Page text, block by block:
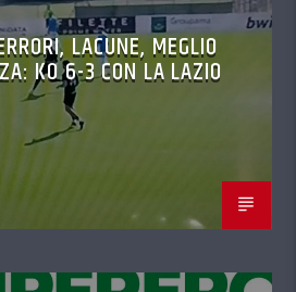
LACUNE, MEGLIO
KO 6-3 CON LA LAZIO